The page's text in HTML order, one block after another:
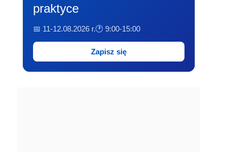
praktyce
📅 11-12.08.2026 r.🕐 9:00-15:00
Zapisz się